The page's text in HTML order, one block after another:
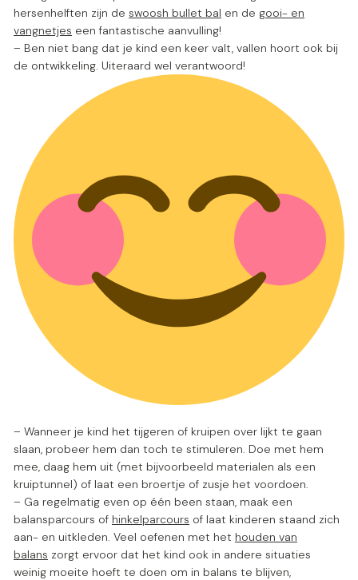
hersenhelften zijn de swoosh bullet bal en de gooi- en
vangnetjes een fantastische aanvulling!
– Ben niet bang dat je kind een keer valt, vallen hoort ook bij
de ontwikkeling. Uiteraard wel verantwoord!
– Wanneer je kind het tijgeren of kruipen over lijkt te gaan
slaan, probeer hem dan toch te stimuleren. Doe met hem
mee, daag hem uit (met bijvoorbeeld materialen als een
kruiptunnel) of laat een broertje of zusje het voordoen.
– Ga regelmatig even op één been staan, maak een
balansparcours of hinkelparcours of laat kinderen staand zich
aan- en uitkleden. Veel oefenen met het houden van
balans zorgt ervoor dat het kind ook in andere situaties
weinig moeite hoeft te doen om in balans te blijven,